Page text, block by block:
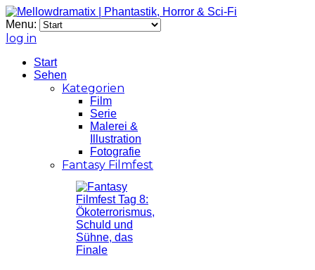
Menu:
log in
Start
Sehen
Kategorien
Film
Serie
Malerei &
Illustration
Fotografie
Fantasy Filmfest